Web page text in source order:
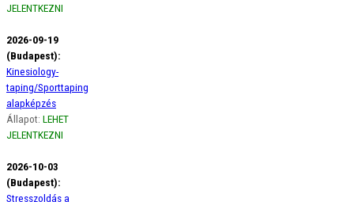
JELENTKEZNI
2026-09-19
(Budapest):
Kinesiology-
taping/Sporttaping
alapképzés
Állapot: LEHET
JELENTKEZNI
2026-10-03
(Budapest):
Stresszoldás a